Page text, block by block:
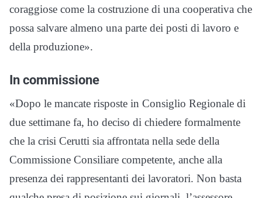
coraggiose come la costruzione di una cooperativa che
possa salvare almeno una parte dei posti di lavoro e
della produzione».
In commissione
«Dopo le mancate risposte in Consiglio Regionale di
due settimane fa, ho deciso di chiedere formalmente
che la crisi Cerutti sia affrontata nella sede della
Commissione Consiliare competente, anche alla
presenza dei rappresentanti dei lavoratori. Non basta